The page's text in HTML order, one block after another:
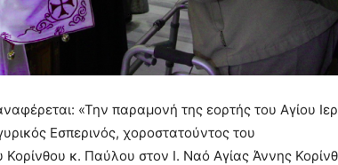
«Την παραμονή της εορτής του Αγίου
Εσπερινός, χοροστατούντος του
κ. Παύλου στον Ι. Ναό Αγίας Άννης